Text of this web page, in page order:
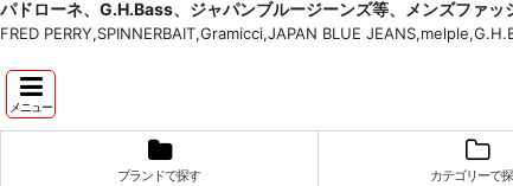
パドローネ、G.H.Bass、ジャパンブルージーンズ等、メンズファッ
FRED PERRY,SPINNERBAIT,Gramicci,JAPAN BLUE
メニュー
ブランドで探す カテゴリーで